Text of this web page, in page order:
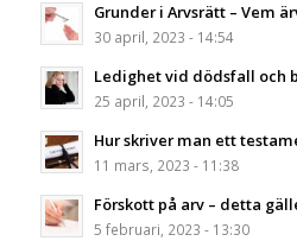
Grunder i Arvsrätt – Vem
30 april, 2023 - 14:54
Ledighet vid dödsfall och
25 april, 2023 - 14:05
Hur skriver man ett
11 mars, 2023 - 11:38
Förskott på arv – detta
5 februari, 2023 - 13:30